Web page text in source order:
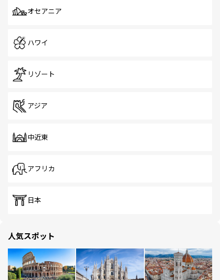
オセアニア
ハワイ
リゾート
アジア
中近東
アフリカ
日本
人気スポット